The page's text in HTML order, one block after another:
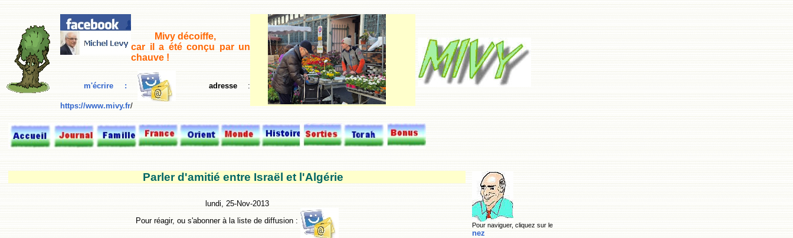
Mivy décoiffe,
car il a été conçu par un
chauve !
m'écrire : adresse:
https://www.mivy.fr/
Parler d'amitié entre Israël et l'Algérie
lundi, 25-Nov-2013
Pour réagir, ou s'abonner à la liste de diffusion :
Pour naviguer, cliquez sur le
nez